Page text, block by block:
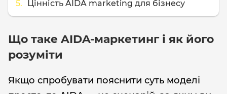
Цінність AIDA marketing для бізнесу
Що таке AIDA-маркетинг і як його
розуміти
Якщо спробувати пояснити суть моделі